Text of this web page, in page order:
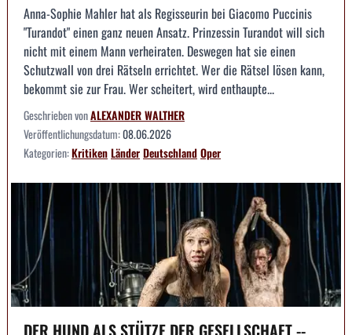
Anna-Sophie Mahler hat als Regisseurin bei Giacomo Puccinis
"Turandot" einen ganz neuen Ansatz. Prinzessin Turandot will sich
nicht mit einem Mann verheiraten. Deswegen hat sie einen
Schutzwall von drei Rätseln errichtet. Wer die Rätsel lösen kann,
bekommt sie zur Frau. Wer scheitert, wird enthaupte...
Geschrieben vonALEXANDER WALTHER
Veröffentlichungsdatum:08.06.2026
Kategorien:KritikenLänderDeutschlandOper
DER HUND ALS STÜTZE DER GESELLSCHAFT --